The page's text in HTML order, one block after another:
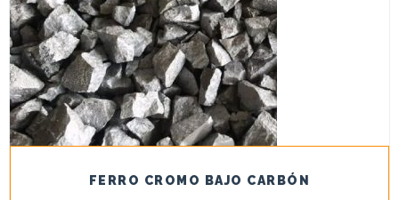
FERRO CROMO BAJO CARBÓN